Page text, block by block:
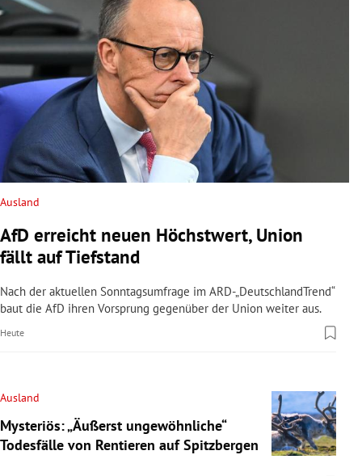
Ausland
AfD erreicht neuen Höchstwert, Union
fällt auf Tiefstand
Nach der aktuellen Sonntagsumfrage im ARD-„DeutschlandTrend“
baut die AfD ihren Vorsprung gegenüber der Union weiter aus.
Heute
Ausland
Mysteriös: „Äußerst ungewöhnliche“
Todesfälle von Rentieren auf Spitzbergen